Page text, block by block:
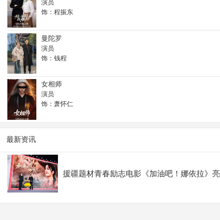
演员
饰：程振东
曼陀罗
演员
饰：钱程
女相师
演员
饰：萧怀仁
最新资讯
援疆题材青春励志电影《加油吧！娜依拉》